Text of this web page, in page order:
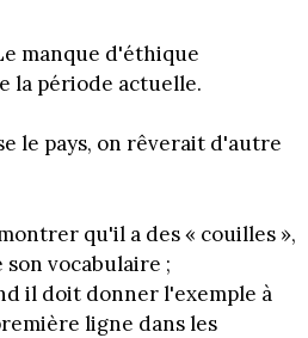
manque d'éthique
la période actuelle.
le pays, on rêverait d'autre
qu'il a des « couilles »,
vocabulaire ;
il doit donner l'exemple à
ligne dans les